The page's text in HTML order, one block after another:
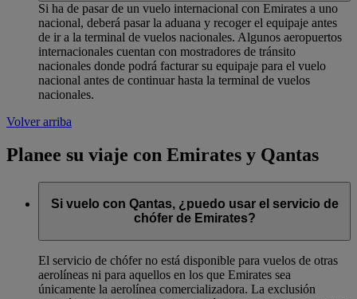
Si ha de pasar de un vuelo internacional con Emirates a uno
nacional, deberá pasar la aduana y recoger el equipaje antes
de ir a la terminal de vuelos nacionales. Algunos aeropuertos
internacionales cuentan con mostradores de tránsito
nacionales donde podrá facturar su equipaje para el vuelo
nacional antes de continuar hasta la terminal de vuelos
nacionales.
Volver arriba
Planee su viaje con Emirates y Qantas
Si vuelo con Qantas, ¿puedo usar el servicio de
chófer de Emirates?
El servicio de chófer no está disponible para vuelos de otras
aerolíneas ni para aquellos en los que Emirates sea
únicamente la aerolínea comercializadora. La exclusión